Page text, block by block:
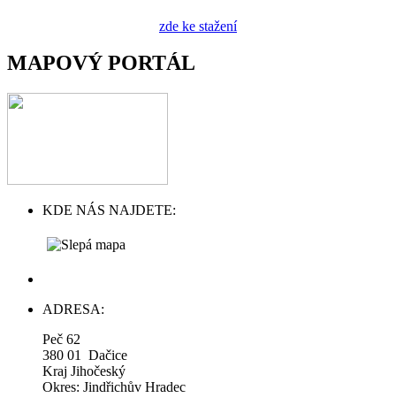
zde ke stažení
MAPOVÝ PORTÁL
KDE NÁS NAJDETE:
ADRESA:
Peč 62
380 01 Dačice
Kraj Jihočeský
Okres: Jindřichův Hradec